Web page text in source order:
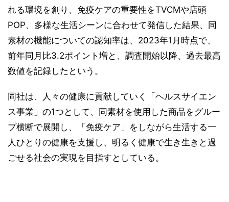
れる環境を創り、免疫ケアの重要性をTVCMや店頭
POP、多様な生活シーンに合わせて発信した結果、同
素材の機能についての認知率は、2023年1月時点で、
前年同月比3.2ポイント増と、調査開始以降、過去最高
数値を記録したという。
同社は、人々の健康に貢献していく「ヘルスサイエン
ス事業」の1つとして、同素材を使用した商品をグルー
プ横断で展開し、「免疫ケア」をしながら生活する一
人ひとりの健康を支援し、明るく健康で生き生きと過
ごせる社会の実現を目指すとしている。